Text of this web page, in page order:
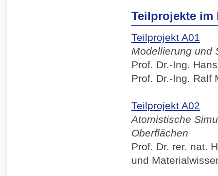
Teilprojekte im
Teilprojekt A01
Modellierung und
Prof. Dr.-Ing.
Prof. Dr.-Ing. Ralf
Teilprojekt A02
Atomistische
Oberflächen
Prof. Dr. rer. nat.
und